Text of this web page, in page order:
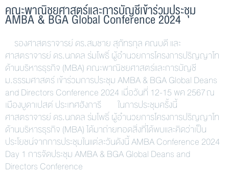
คณะพาณิชยศาสตร์และการบัญชีเข้าร่วมประชุม
AMBA & BGA Global Conference 2024
รองศาสตราจารย์ ดร.สมชาย สุภัทรกุล คณบดี และ
ศาสตราจารย์ ดร.นภดล ร่มโพธิ์ ผู้อำนวยการโครงการปริญญาโท
ด้านบริหารธุรกิจ (MBA) คณะพาณิชยศาสตร์และการบัญชี
ม.ธรรมศาสตร์ เข้าร่วมการประชุม AMBA & BGA Global Deans
and Directors Conference 2024 เมื่อวันที่ 12-15 พค 2567 ณ
เมืองบูดาเปสต์ ประเทศฮังการี ในการประชุมครั้งนี้
ศาสตราจารย์ ดร.นภดล ร่มโพธิ์ ผู้อำนวยการโครงการปริญญาโท
ด้านบริหารธุรกิจ (MBA) ได้มาถ่ายทอดสิ่งที่ได้พบและคิดว่าเป็น
ประโยชน์จากการประชุมในแต่ละวันดังนี้ AMBA Conference 2024
Day 1 การจัดประชุม AMBA & BGA Global Deans and
Directors Conference